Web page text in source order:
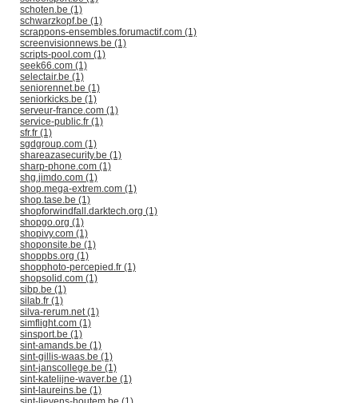
schoten.be (1)
schwarzkopf.be (1)
scrappons-ensembles.forumactif.com (1)
screenvisionnews.be (1)
scripts-pool.com (1)
seek66.com (1)
selectair.be (1)
seniorennet.be (1)
seniorkicks.be (1)
serveur-france.com (1)
service-public.fr (1)
sfr.fr (1)
sgdgroup.com (1)
shareazasecurity.be (1)
sharp-phone.com (1)
shg.jimdo.com (1)
shop.mega-extrem.com (1)
shop.tase.be (1)
shopforwindfall.darktech.org (1)
shopgo.org (1)
shopivy.com (1)
shoponsite.be (1)
shoppbs.org (1)
shopphoto-percepied.fr (1)
shopsolid.com (1)
sibp.be (1)
silab.fr (1)
silva-rerum.net (1)
simflight.com (1)
sinsport.be (1)
sint-amands.be (1)
sint-gillis-waas.be (1)
sint-janscollege.be (1)
sint-katelijne-waver.be (1)
sint-laureins.be (1)